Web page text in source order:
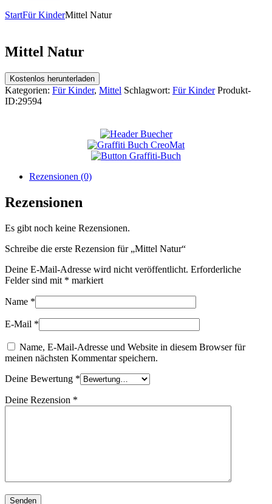
StartFür KinderMittel Natur
Mittel Natur
Kostenlos herunterladen
Kategorien: Für Kinder, Mittel Schlagwort: Für Kinder Produkt-
ID:29594
Rezensionen (0)
Rezensionen
Es gibt noch keine Rezensionen.
Schreibe die erste Rezension für „Mittel Natur“
Deine E-Mail-Adresse wird nicht veröffentlicht. Erforderliche
Felder sind mit * markiert
Name *
E-Mail *
Name, E-Mail-Adresse und Website in diesem Browser für
meinen nächsten Kommentar speichern.
Deine Bewertung *
Deine Rezension *